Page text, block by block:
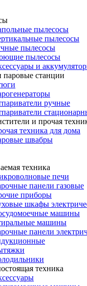
пылесосы
пылесосы
пылесосы
пылесосы
и
станции
ручные
и прочая
техника для дома
швабры
техника
печи
панели газовые
приборы
шкафы
машины
машины
панели
техника